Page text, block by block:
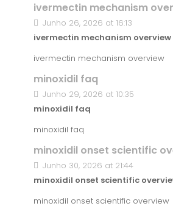
ivermectin mechanism
Junho 26, 2026 at 16:13
ivermectin mechanism overview
ivermectin mechanism overview
minoxidil faq
Junho 29, 2026 at 10:35
minoxidil faq
minoxidil faq
minoxidil onset scientific
Junho 30, 2026 at 21:44
minoxidil onset scientific
minoxidil onset scientific overview